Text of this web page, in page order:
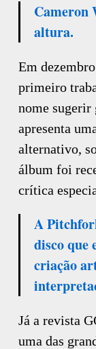
Cameron
altura.
Em
primeiro
nome sugerir
apresenta
alternativo,
álbum foi
crítica
A
disco que
criação
Já a revista
uma das